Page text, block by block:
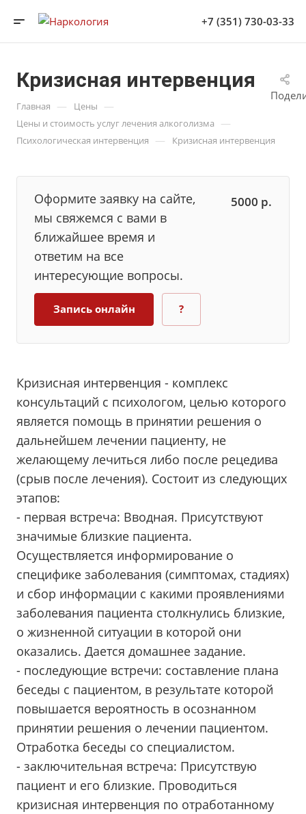
+7 (351) 730-03-33
Кризисная интервенция
Главная — Цены —
Цены и стоимость услуг лечения алкоголизма —
Психологическая интервенция — Кризисная интервенция
Оформите заявку на сайте,
мы свяжемся с вами в
ближайшее время и
ответим на все
интересующие вопросы.
5000 р.
Запись онлайн ?
Кризисная интервенция - комплекс
консультаций с психологом, целью которого
является помощь в принятии решения о
дальнейшем лечении пациенту, не
желающему лечиться либо после рецедива
(срыв после лечения). Состоит из следующих
этапов:
- первая встреча: Вводная. Присутствуют
значимые близкие пациента.
Осуществляется информирование о
специфике заболевания (симптомах, стадиях)
и сбор информации с какими проявлениями
заболевания пациента столкнулись близкие,
о жизненной ситуации в которой они
оказались. Дается домашнее задание.
- последующие встречи: составление плана
беседы с пациентом, в результате которой
повышается вероятность в осознанном
принятии решения о лечении пациентом.
Отработка беседы со специалистом.
- заключительная встреча: Присутствую
пациент и его близкие. Проводиться
кризисная интервенция по отработанному